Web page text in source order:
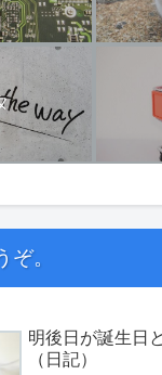
ぞ。
明後日が誕生日
（日記）